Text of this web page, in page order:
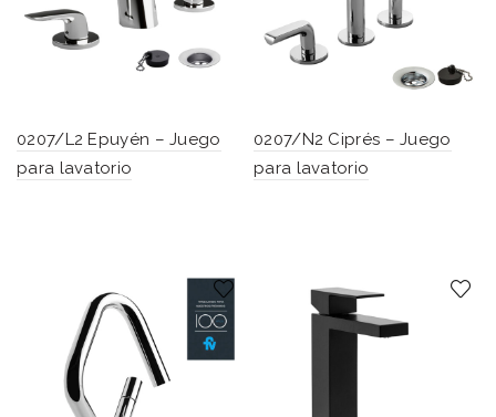
0207/L2 Epuyén – Juego
para lavatorio
0207/N2 Ciprés – Juego
para lavatorio